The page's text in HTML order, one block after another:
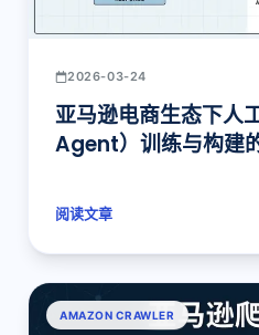
2026-03-24
亚马逊电商生态下人
Agent）训练与构建
阅读文章
AMAZON CRAWLER